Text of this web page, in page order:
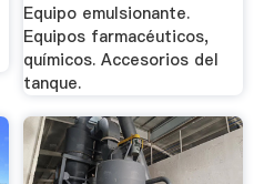
Equipo emulsionante.
Equipos farmacéuticos,
químicos. Accesorios del
tanque.